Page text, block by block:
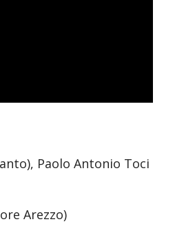
Paolo Antonio Toci
Arezzo)